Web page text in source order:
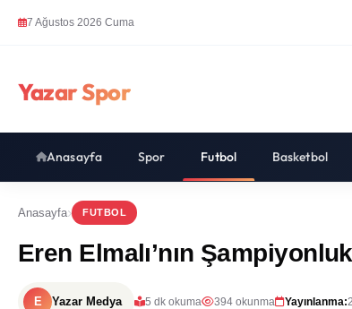
7 Ağustos 2026 Cuma
Yazar Spor
Anasayfa Spor Futbol Basketbol
Anasayfa FUTBOL
Eren Elmalı’nın
E Yazar Medya 5 dk okuma 394 okunma Yayınlanma: